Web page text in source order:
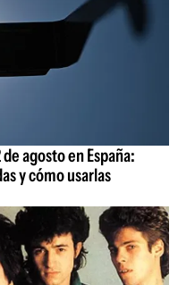
agosto en España:
y cómo usarlas